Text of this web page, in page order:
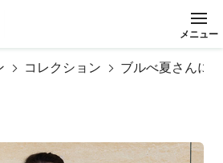
メニ ュ ー
コレクション ブルべ夏さんに